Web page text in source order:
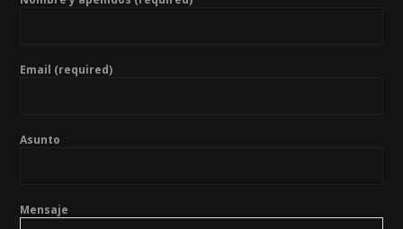
Email (required)
Asunto
Mensaje